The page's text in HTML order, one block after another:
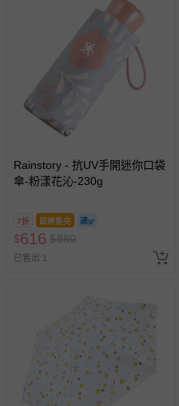
開，再行展開雨傘。
商品運送限制：出貨地限
退換貨須知
您所購買的商品享有7天的
並非試用期，您所退回的
包含完整包裝、配件、說明
瑕疵退換貨所產生的運費
退貨，您可至『查詢訂單
至媽咪愛LINE@客服ID:
與服務，謝謝。
留商品未達活動門檻，將
部分商品依據消費者保護
豫期範圍：
易於腐敗、保存期限較
Rainstory - 抗UV手開迷你口袋
傘-粉漾花沁-230g
7折 即將售完
$616 $880
已售出 1